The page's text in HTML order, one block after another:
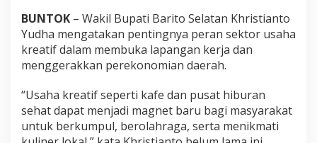
BUNTOK – Wakil Bupati Barito Selatan Khristianto
Yudha mengatakan pentingnya peran sektor usaha
kreatif dalam membuka lapangan kerja dan
menggerakkan perekonomian daerah.
“Usaha kreatif seperti kafe dan pusat hiburan
sehat dapat menjadi magnet baru bagi masyarakat
untuk berkumpul, berolahraga, serta menikmati